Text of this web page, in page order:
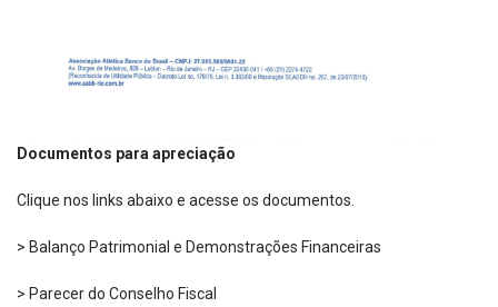
Documentos para apreciação
Clique nos links abaixo e acesse os documentos.
> Balanço Patrimonial e Demonstrações Financeiras
> Parecer do Conselho Fiscal